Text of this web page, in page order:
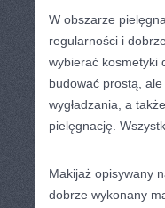
W obszarze
regularności i
wybierać kosmetyki
budować prostą,
wygładzania, a
pielęgnację.
Makijaż opisywany
dobrze wykonany